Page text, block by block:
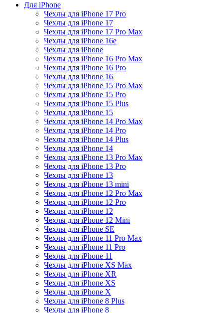
Для iPhone
Чехлы для iPhone 17 Pro
Чехлы для iPhone 17
Чехлы для iPhone 17 Pro Max
Чехлы для iPhone 16e
Чехлы для iPhone
Чехлы для iPhone 16 Pro Max
Чехлы для iPhone 16 Pro
Чехлы для iPhone 16
Чехлы для iPhone 15 Pro Max
Чехлы для iPhone 15 Pro
Чехлы для iPhone 15 Plus
Чехлы для iPhone 15
Чехлы для iPhone 14 Pro Max
Чехлы для iPhone 14 Pro
Чехлы для iPhone 14 Plus
Чехлы для iPhone 14
Чехлы для iPhone 13 Pro Max
Чехлы для iPhone 13 Pro
Чехлы для iPhone 13
Чехлы для iPhone 13 mini
Чехлы для iPhone 12 Pro Max
Чехлы для iPhone 12 Pro
Чехлы для iPhone 12
Чехлы для iPhone 12 Mini
Чехлы для iPhone SE
Чехлы для iPhone 11 Pro Max
Чехлы для iPhone 11 Pro
Чехлы для iPhone 11
Чехлы для iPhone XS Max
Чехлы для iPhone XR
Чехлы для iPhone XS
Чехлы для iPhone X
Чехлы для iPhone 8 Plus
Чехлы для iPhone 8